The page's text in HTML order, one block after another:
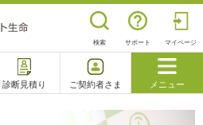
検索 サポート マイページ
診断見積り ご契約者さま メニュー